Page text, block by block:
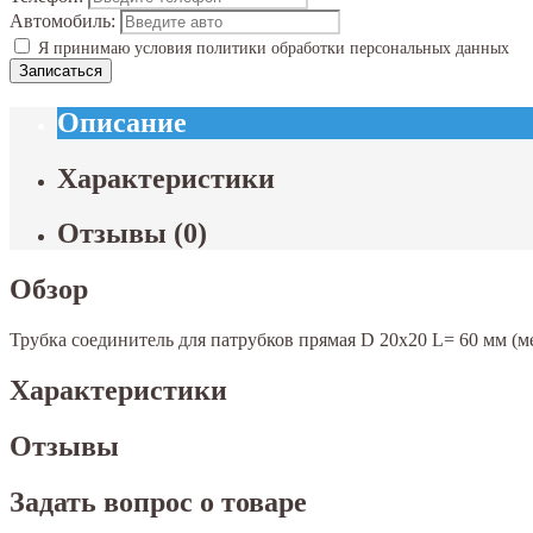
Автомобиль:
Я принимаю условия политики обработки персональных данных
Записаться
Описание
Характеристики
Отзывы (0)
Обзор
Трубка соединитель для патрубков прямая D 20х20 L= 60 мм
Характеристики
Отзывы
Задать вопрос о товаре